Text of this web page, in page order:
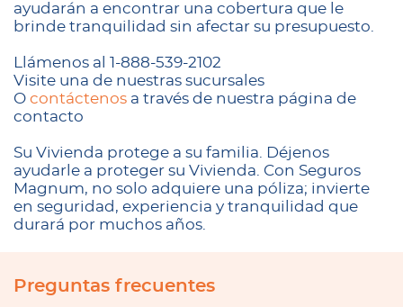
ayudarán a encontrar una cobertura que le
brinde tranquilidad sin afectar su presupuesto.
Llámenos al 1-888-539-2102
Visite una de nuestras sucursales
O contáctenos a través de nuestra página de
contacto
Su Vivienda protege a su familia. Déjenos
ayudarle a proteger su Vivienda. Con Seguros
Magnum, no solo adquiere una póliza; invierte
en seguridad, experiencia y tranquilidad que
durará por muchos años.
Preguntas frecuentes